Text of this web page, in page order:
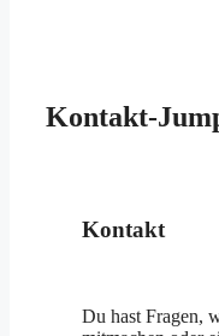
Kontakt-
Kontakt
Du hast Fragen,